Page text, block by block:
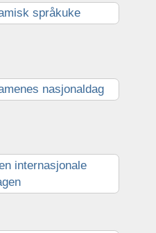
språkuke
nasjonaldag
internasjonale